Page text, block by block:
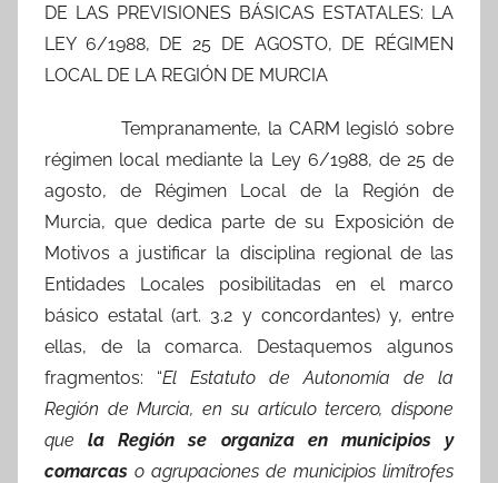
DE LAS PREVISIONES BÁSICAS ESTATALES: LA
LEY 6/1988, DE 25 DE AGOSTO, DE RÉGIMEN
LOCAL DE LA REGIÓN DE MURCIA
Tempranamente, la CARM legisló sobre
régimen local mediante la Ley 6/1988, de 25 de
agosto, de Régimen Local de la Región de
Murcia, que dedica parte de su Exposición de
Motivos a justificar la disciplina regional de las
Entidades Locales posibilitadas en el marco
básico estatal (art. 3.2 y concordantes) y, entre
ellas, de la comarca. Destaquemos algunos
fragmentos: “El Estatuto de Autonomía de la
Región de Murcia, en su artículo tercero, dispone
quela Región se organiza en municipios y
comarcas o agrupaciones de municipios limítrofes